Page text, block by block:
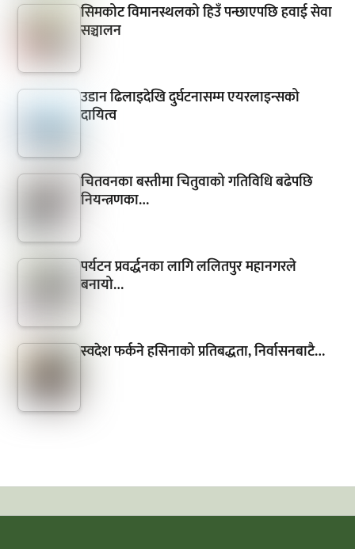
सिमकोट विमानस्थलको हिउँ पन्छाएपछि हवाई सेवा
सञ्चालन
उडान ढिलाइदेखि दुर्घटनासम्म एयरलाइन्सको
दायित्व
चितवनका बस्तीमा चितुवाको गतिविधि बढेपछि
नियन्त्रणका…
पर्यटन प्रवर्द्धनका लागि ललितपुर महानगरले
बनायो…
स्वदेश फर्कने हसिनाको प्रतिबद्धता, निर्वासनबाटै…